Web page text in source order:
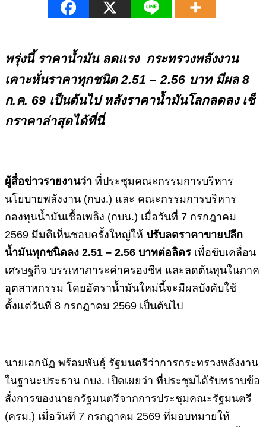
พรุ่งนี้ ราคาน้ำมัน ลดแรง กระทรวงพลังงาน
เคาะหั่นราคาทุกชนิด 2.51 – 2.56 บาท มีผล 8
ก.ค. 69 เป็นต้นไป หลังราคาน้ำมันโลกลดลง เช็
กราคาล่าสุดได้ที่นี่
ผู้สื่อข่าวรายงานว่า ที่ประชุมคณะกรรมการบริหาร
นโยบายพลังงาน (กบง.) และ คณะกรรมการบริหาร
กองทุนน้ำมันเชื้อเพลิง (กบน.) เมื่อวันที่ 7 กรกฎาคม
2569 มีมติเห็นชอบครั้งใหญ่ให้ ปรับลดราคาขายปลีก
น้ำมันทุกชนิดลง 2.51 – 2.56 บาทต่อลิตร เพื่อขับเคลื่อน
เศรษฐกิจ บรรเทาภาระค่าครองชีพ และลดต้นทุนในภาค
อุตสาหกรรม โดยอัตราน้ำมันใหม่นี้จะมีผลบังคับใช้
ตั้งแต่วันที่ 8 กรกฎาคม 2569 เป็นต้นไป
นายเอกนัฏ พร้อมพันธุ์ รัฐมนตรีว่าการกระทรวงพลังงาน
ในฐานะประธาน กบง. เปิดเผยว่า ที่ประชุมได้รับทราบข้อ
สั่งการของนายกรัฐมนตรีจากการประชุมคณะรัฐมนตรี
(ครม.) เมื่อวันที่ 7 กรกฎาคม 2569 ที่มอบหมายให้